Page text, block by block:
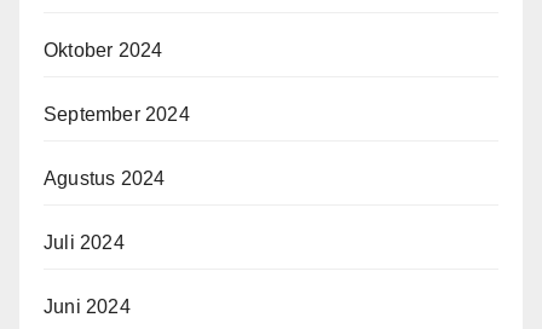
Oktober 2024
September 2024
Agustus 2024
Juli 2024
Juni 2024